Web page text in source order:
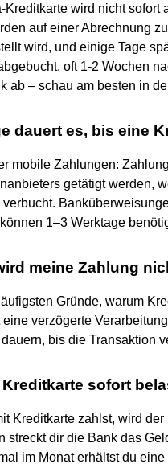
Kreditkarte wird nicht sofort
auf einer Abrechnung
wird, und einige Tage
oft 1-2 Wochen
ab – schau am besten in
dauert es, bis eine
mobile Zahlungen:
getätigt werden,
verbucht.
können 1–3 Werktage
meine Zahlung
Gründe, warum
verzögerte
bis die Transaktion
sofort
Kreditkarte zahlst, wird
streckt dir die Bank das
im Monat erhältst du